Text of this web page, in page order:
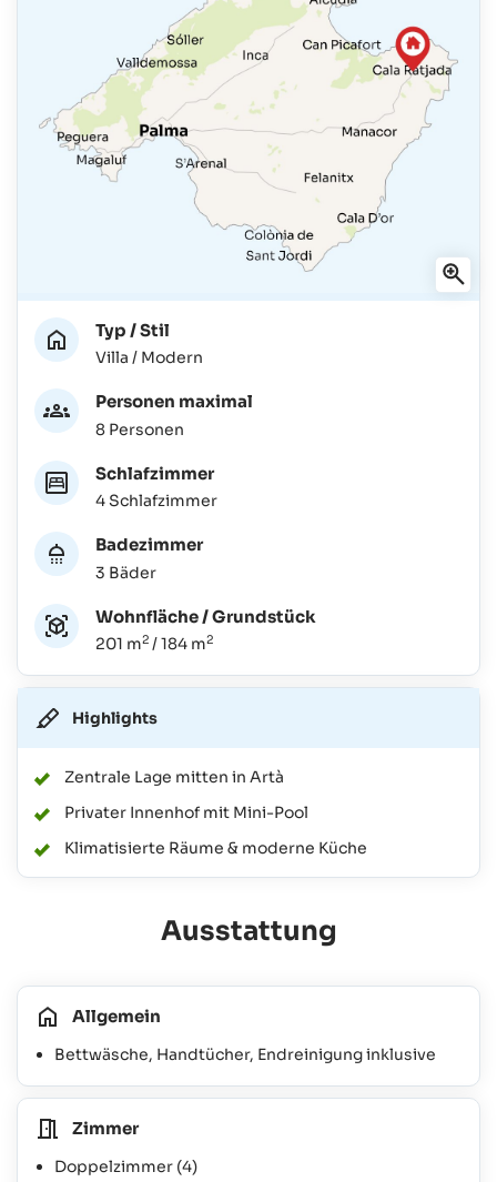
Typ / Stil
Villa / Modern
Personen maximal
8 Personen
Schlafzimmer
4 Schlafzimmer
Badezimmer
3 Bäder
Wohnfläche / Grundstück
201 m2 / 184 m2
Highlights
Zentrale Lage mitten in Artà
Privater Innenhof mit Mini-Pool
Klimatisierte Räume & moderne Küche
Ausstattung
Allgemein
Bettwäsche, Handtücher, Endreinigung inklusive
Zimmer
Doppelzimmer (4)